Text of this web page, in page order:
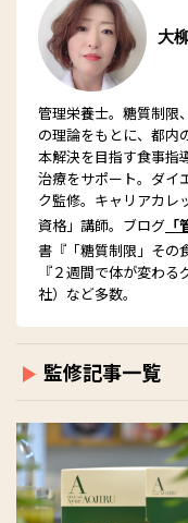
大
管理栄養士。糖質制限
の理論をもとに、都内
本解決を目指す食事指
治療をサポート。ダイ
ク監修。キャリアカレ
資格」講師。ブログ
書『「糖質制限」その
『２週間で体が変わ
社）など多数。
監修記事一覧